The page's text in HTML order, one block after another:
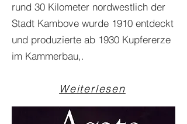
rund 30 Kilometer nordwestlich der
Stadt Kambove wurde 1910 entdeckt
und produzierte ab 1930 Kupfererze
im Kammerbau,.
Weiterlesen